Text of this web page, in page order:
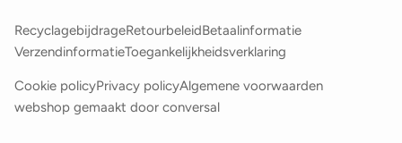
RecyclagebijdrageRetourbeleidBetaalinformatie
VerzendinformatieToegankelijkheidsverklaring
Cookie policyPrivacy policyAlgemene voorwaarden
webshop gemaakt door conversal